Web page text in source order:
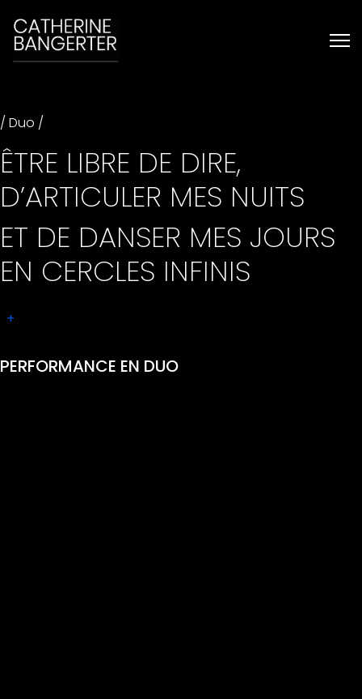
/ Duo /
ÊTRE LIBRE DE DIRE,
D’ARTICULER MES NUITS
ET DE DANSER MES JOURS
EN CERCLES INFINIS
+
PERFORMANCE EN DUO